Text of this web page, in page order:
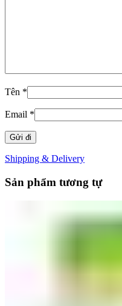
Tên *
Email *
Shipping & Delivery
Sản phẩm tương tự